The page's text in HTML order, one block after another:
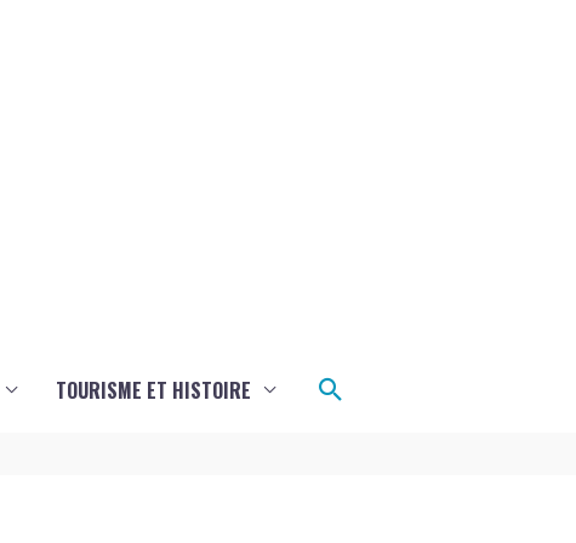
TOURISME ET HISTOIRE Rechercher